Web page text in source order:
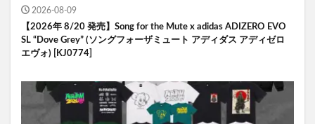
2026-08-09
【2026年 8/20 発売】Song for the Mute x adidas ADIZERO EVO
SL “Dove Grey” (ソングフォーザミュート アディダス アディゼロ
エヴォ) [KJ0774]